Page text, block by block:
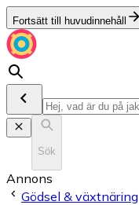
Fortsätt till huvudinnehåll
Sök
Annons
Gödsel & växtnäring